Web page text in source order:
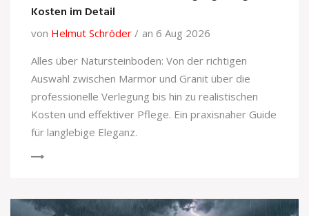
Kosten im Detail
von Helmut Schröder
an 6 Aug 2026
Alles über Natursteinboden: Von der richtigen
Auswahl zwischen Marmor und Granit über die
professionelle Verlegung bis hin zu realistischen
Kosten und effektiver Pflege. Ein praxisnaher Guide
für langlebige Eleganz.